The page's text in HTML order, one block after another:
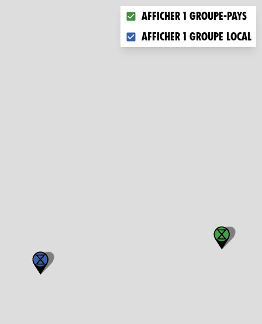
Choose what you want to
Afficher 1 groupe-pays
Afficher 1 groupe local